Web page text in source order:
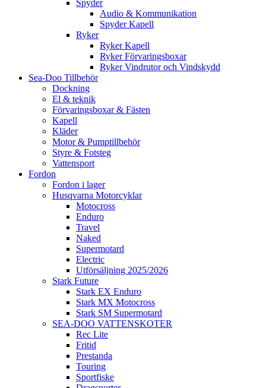
Spyder
Audio & Kommunikation
Spyder Kapell
Ryker
Ryker Kapell
Ryker Förvaringsboxar
Ryker Vindrutor och Vindskydd
Sea-Doo Tillbehör
Dockning
El & teknik
Förvaringsboxar & Fästen
Kapell
Kläder
Motor & Pumptillbehör
Styre & Fotsteg
Vattensport
Fordon
Fordon i lager
Husqvarna Motorcyklar
Motocross
Enduro
Travel
Naked
Supermotard
Electric
Utförsäljning 2025/2026
Stark Future
Stark EX Enduro
Stark MX Motocross
Stark SM Supermotard
SEA-DOO VATTENSKOTER
Rec Lite
Fritid
Prestanda
Touring
Sportfiske